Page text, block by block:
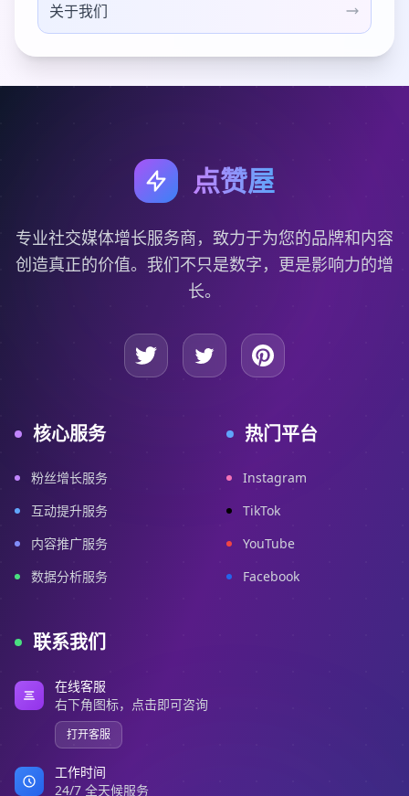
关于我们
点赞屋
专业社交媒体增长服务商，致力于为您的品牌和内容
创造真正的价值。我们不只是数字，更是影响力的增
长。
核心服务
粉丝增长服务
互动提升服务
内容推广服务
数据分析服务
热门平台
Instagram
TikTok
YouTube
Facebook
联系我们
在线客服
右下角图标，点击即可咨询
打开客服
工作时间
24/7 全天候服务